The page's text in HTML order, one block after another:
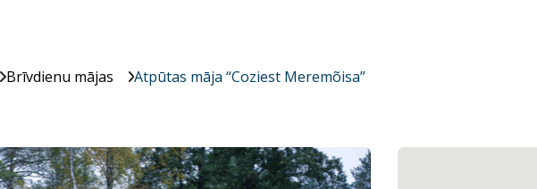
Brīvdienu mājas Atpūtas māja “Coziest Meremõisa”